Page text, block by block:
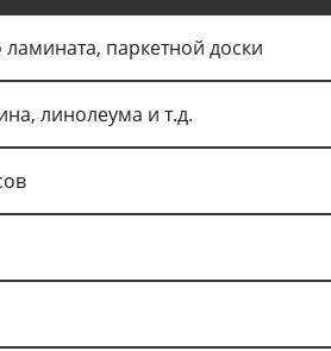
паркетной доски
линолеума и т.д.